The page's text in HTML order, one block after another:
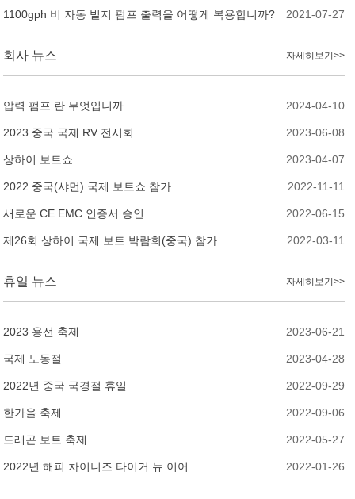
1100gph 비 자동 빌지 펌프 출력을 어떻게 복용합니까? 2021-07-27
자세히보기>>
회사 뉴스
압력 펌프 란 무엇입니까 2024-04-10
2023 중국 국제 RV 전시회 2023-06-08
상하이 보트쇼 2023-04-07
2022 중국(샤먼) 국제 보트쇼 참가 2022-11-11
새로운 CE EMC 인증서 승인 2022-06-15
제26회 상하이 국제 보트 박람회(중국) 참가 2022-03-11
자세히보기>>
휴일 뉴스
2023 용선 축제 2023-06-21
국제 노동절 2023-04-28
2022년 중국 국경절 휴일 2022-09-29
한가을 축제 2022-09-06
드래곤 보트 축제 2022-05-27
2022년 해피 차이니즈 타이거 뉴 이어 2022-01-26